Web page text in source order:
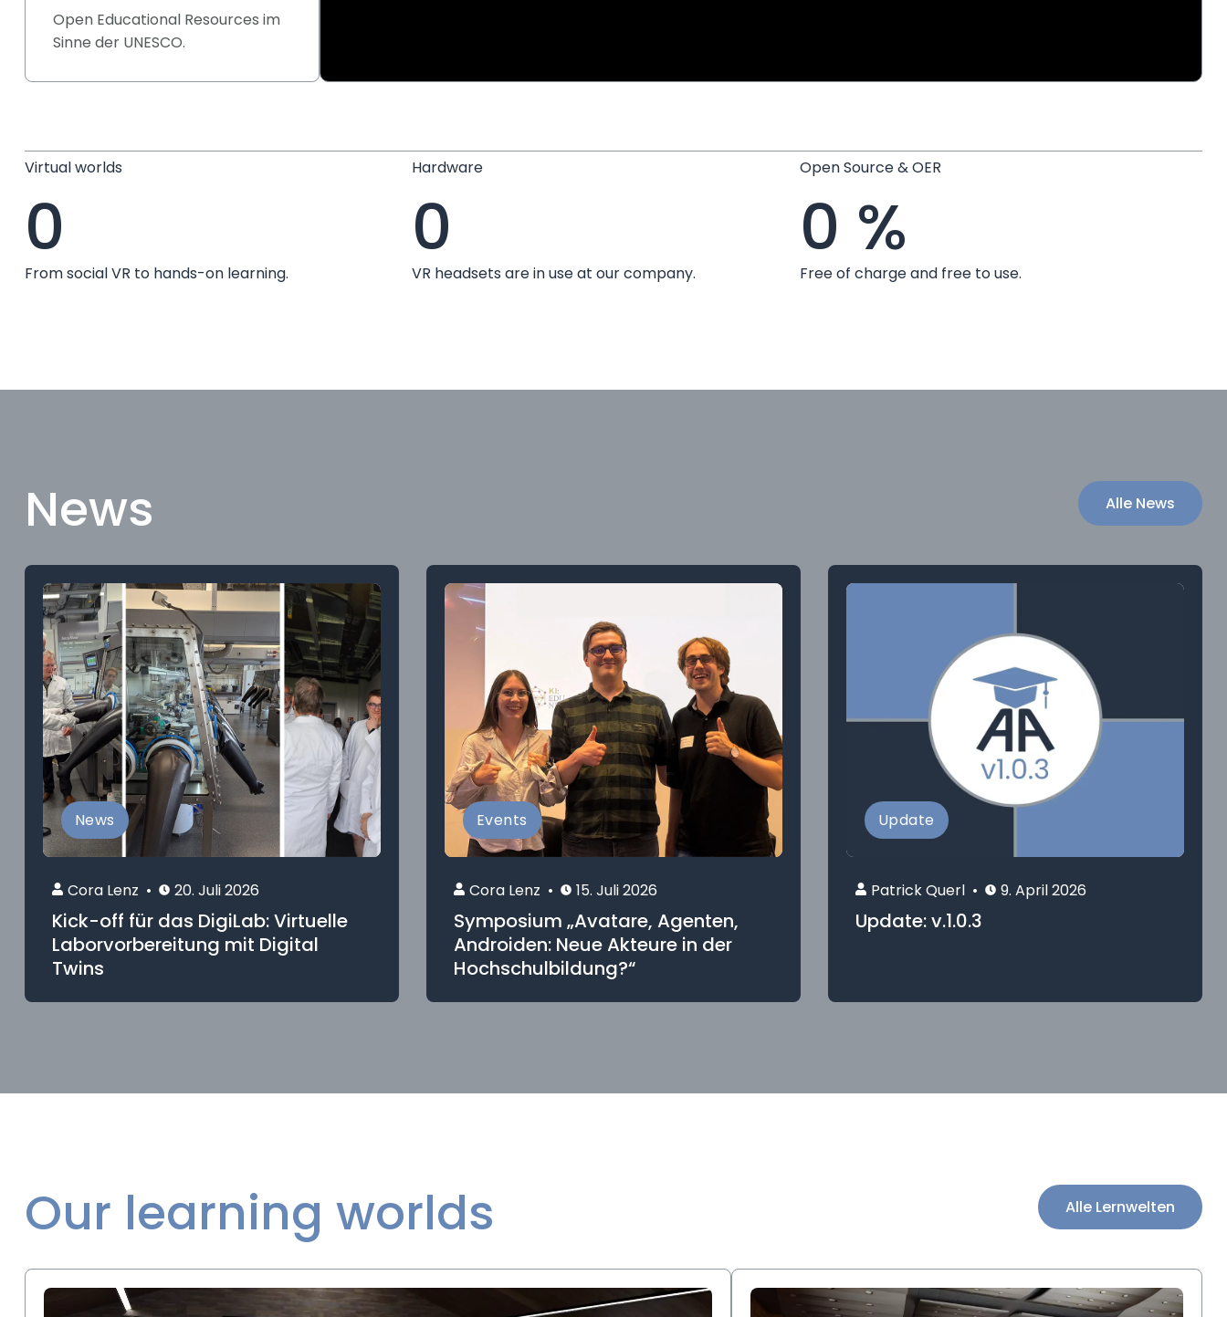
Open Educational Resources im
Sinne der UNESCO.
Virtual worlds
0
From social VR to hands-on learning.
Hardware
0
VR headsets are in use at our company.
Open Source & OER
0 %
Free of charge and free to use.
News Alle News
News
Cora Lenz 20. Juli 2026
Kick-off für das DigiLab: Virtuelle
Laborvorbereitung mit Digital
Twins
Events
Cora Lenz 15. Juli 2026
Symposium „Avatare, Agenten,
Androiden: Neue Akteure in der
Hochschulbildung?“
Update
Patrick Querl 9. April 2026
Update: v.1.0.3
Our learning worlds Alle Lernwelten